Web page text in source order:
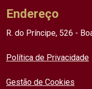
Endereço
R. do Príncipe, 526 -
Política de Privacidade
Gestão de Cookies